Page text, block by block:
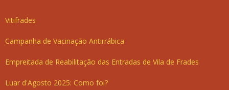
Vitifrades
Campanha de Vacinação Antirrábica
Empreitada de Reabilitação das Entradas de Vila de Frades
Luar d'Agosto 2025: Como foi?